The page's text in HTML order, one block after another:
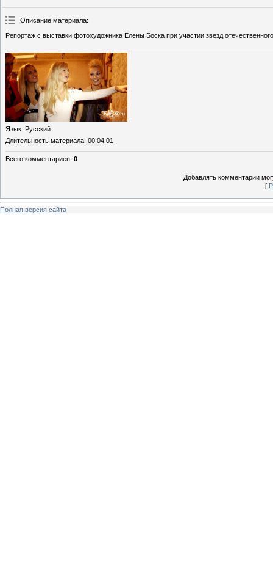
Описание материала:
Репортаж с выставки фотохудожника Елены Боска при участии звезд
Язык: Русский
Длительность материала: 00:04:01
Всего комментариев: 0
Добавлять комментарии
[
Полная версия сайта